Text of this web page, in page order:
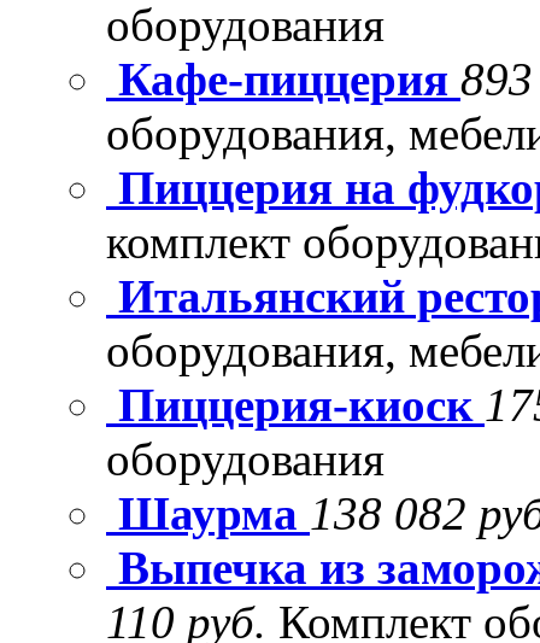
оборудования
Кафе-пиццерия
оборудования,
Пиццерия на
комплект
Итальянский
оборудования,
Пиццерия-киоск
оборудования
Шаурма 138 082
Выпечка из
110 руб. Комплект